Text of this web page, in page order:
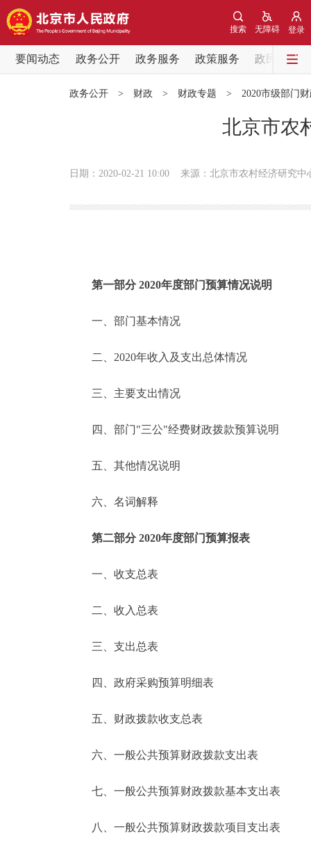
登录
无障碍
搜索
要闻动态 政务公开 政务服务 政策服务
政民互动
便民服务
中介服务
政民互动
12345网上接诉即办
参与调查
走进北京
北京概况
绿色北京
ENGLISH
政务公开 > 财政 > 财政专题 > 2020市级部门
北京市农
日期：2020-02-21 10:00 来源：北京市农村经济研究中
第一部分 2020年度部门预算情况说明
一、部门基本情况
二、2020年收入及支出总体情况
三、主要支出情况
四、部门"三公"经费财政拨款预算说明
五、其他情况说明
六、名词解释
第二部分 2020年度部门预算报表
一、收支总表
二、收入总表
三、支出总表
四、政府采购预算明细表
五、财政拨款收支总表
六、一般公共预算财政拨款支出表
七、一般公共预算财政拨款基本支出表
八、一般公共预算财政拨款项目支出表